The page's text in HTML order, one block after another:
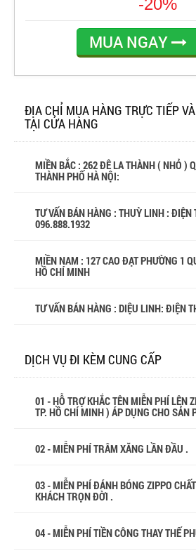
-20%
MUA NGAY
ĐỊA CHỈ MUA HÀNG TRỰC TIẾP
TẠI CỬA HÀNG
MIỀN BẮC : 262 ĐÊ LA THÀNH ( NHỎ )
THÀNH PHỐ HÀ NỘI:
TƯ VẤN BÁN HÀNG : THUỲ LINH : ĐIỆN
096.888.1932
MIỀN NAM : 127 CAO ĐẠT PHƯỜNG 1
HỒ CHÍ MINH
TƯ VẤN BÁN HÀNG : DIỆU LINH: ĐIỆN
DỊCH VỤ ĐI KÈM CUNG CẤP
01 - HỖ TRỢ KHẮC TÊN MIỄN PHÍ LÊN
TP. HỒ CHÍ MINH ) ÁP DỤNG CHO
02 - MIỄN PHÍ TRÂM XĂNG LẦN ĐẦU .
03 - MIỄN PHÍ ĐÁNH BÓNG ZIPPO
KHÁCH TRỌN ĐỜI .
04 - MIỄN PHÍ TIỀN CÔNG THAY THẾ